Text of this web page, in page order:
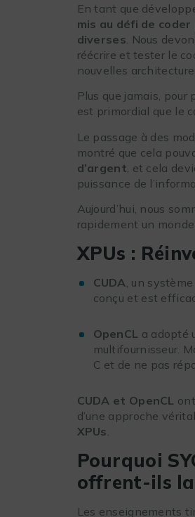
En tant que
mis au défi de
diverses . Nous
réécrire et tester le
nouvelles
Plus que jamais,
est primordial que le
Le passage à des
montré que cela
d’argent , et cela
puissance de
Aujourd’hui, nous
rapidement un monde
XPUs :
CUDA, un
conçu et est
OpenCL a adopté
multifournisseur.
C et de ne pas
CUDA et OpenCL
d’une approche
XPUs.
Pourquoi
offrent-ils la
Les enseignements